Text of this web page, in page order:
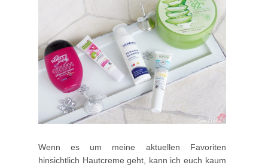
Wenn es um meine aktuellen Favoriten
hinsichtlich Hautcreme geht, kann ich euch kaum